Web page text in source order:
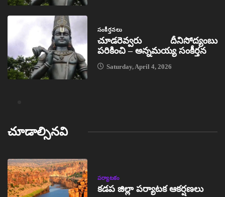
సంకీర్తనలు
చూడరెవ్వరు దీనిసోద్యంబు
పరికించి – అన్నమయ్య సంకీర్తన
Saturday, April 4, 2026
చూడాల్సినవి
పర్యాటకం
కడప జిల్లా పర్యాటక ఆకర్షణలు